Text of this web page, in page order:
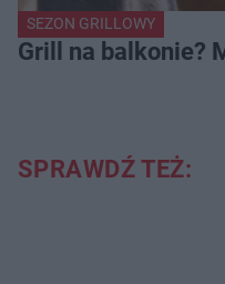
SEZON GRILLOWY
Grill na balkonie?
SPRAWDŹ TEŻ: